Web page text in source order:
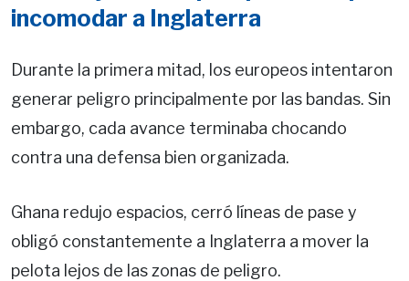
incomodar a Inglaterra
Durante la primera mitad, los europeos intentaron
generar peligro principalmente por las bandas. Sin
embargo, cada avance terminaba chocando
contra una defensa bien organizada.
Ghana redujo espacios, cerró líneas de pase y
obligó constantemente a Inglaterra a mover la
pelota lejos de las zonas de peligro.